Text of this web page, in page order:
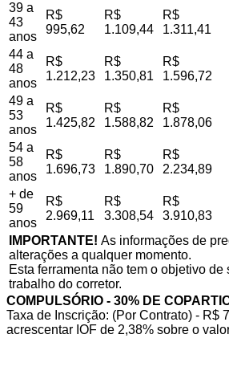
39 a
43
anos
R$
995,62
R$
1.109,44
R$
1.311,41
44 a
48
anos
R$
1.212,23
R$
1.350,81
R$
1.596,72
49 a
53
anos
R$
1.425,82
R$
1.588,82
R$
1.878,06
54 a
58
anos
R$
1.696,73
R$
1.890,70
R$
2.234,89
+ de
59
anos
R$
2.969,11
R$
3.308,54
R$
3.910,83
IMPORTANTE! As informações de
alterações a qualquer momento.
Esta ferramenta não tem o objetivo
trabalho do corretor.
COMPULSÓRIO - 30% DE
Taxa de Inscrição: (Por Contrato) - R$
acrescentar IOF de 2,38% sobre o